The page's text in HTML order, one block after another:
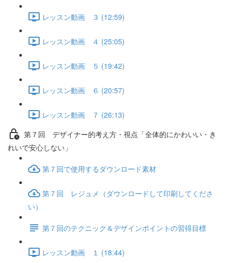
レッスン動画 ３ (12:59)
レッスン動画 ４ (25:05)
レッスン動画 ５ (19:42)
レッスン動画 ６ (20:57)
レッスン動画 ７ (26:13)
第７回 デザイナー的考え方・視点「全体的にかわいい・き
れいで安心しない」
第７回で使用するダウンロード素材
第７回 レジュメ（ダウンロードして印刷してくださ
い）
第７回のテクニック＆デザインポイントの習得目標
レッスン動画 １ (18:44)